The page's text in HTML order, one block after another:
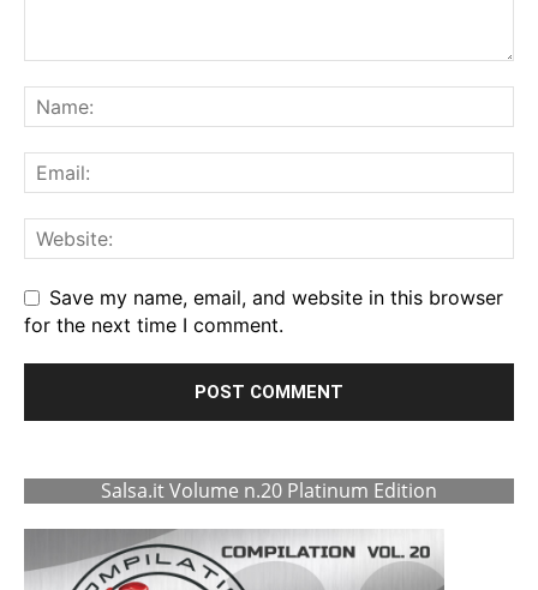
Save my name, email, and website in this browser
for the next time I comment.
Salsa.it Volume n.20 Platinum Edition